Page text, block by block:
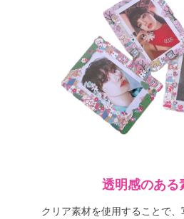
透明感のある
クリア素材を使用することで